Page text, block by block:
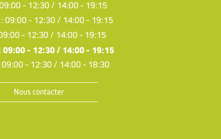
- 12:30 / 14:00 - 19:15
09:00 - 12:30 / 14:00 - 19:15
- 12:30 / 14:00 - 19:15
09:00 - 12:30 / 14:00 - 19:15
09:00 - 12:30 / 14:00 - 18:30
Nous contacter